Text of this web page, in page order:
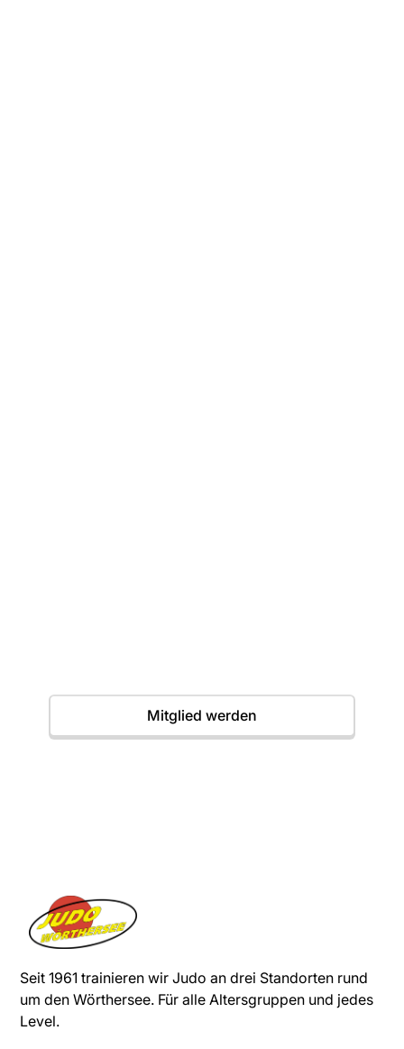
Mitglied werden
Seit 1961 trainieren wir Judo an drei Standorten rund
um den Wörthersee. Für alle Altersgruppen und jedes
Level.